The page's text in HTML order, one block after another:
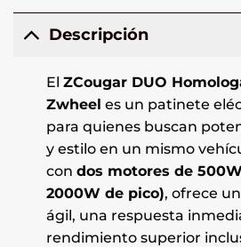
Descripción
El ZCougar DUO
Zwheel es un patinete
para quienes buscan
y estilo en un mismo
con dos motores de
2000W de pico), ofrece
ágil, una respuesta
rendimiento superior